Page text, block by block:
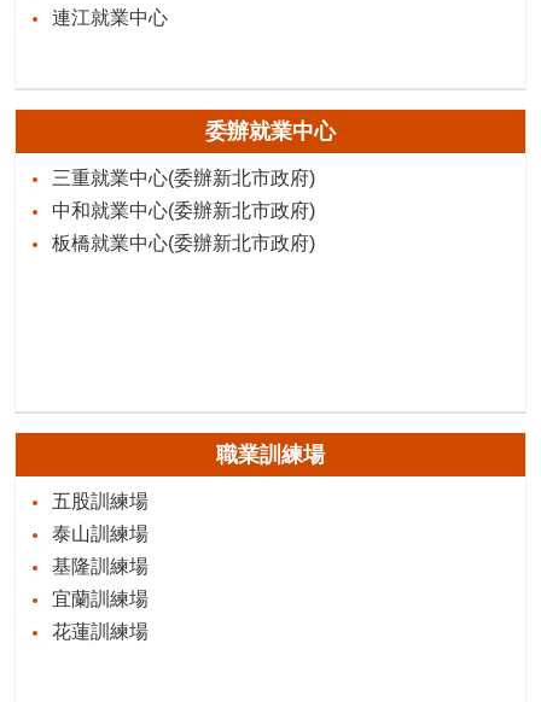
連江就業中心
委辦就業中心
三重就業中心(委辦新北市政府)
中和就業中心(委辦新北市政府)
板橋就業中心(委辦新北市政府)
職業訓練場
五股訓練場
泰山訓練場
基隆訓練場
宜蘭訓練場
花蓮訓練場